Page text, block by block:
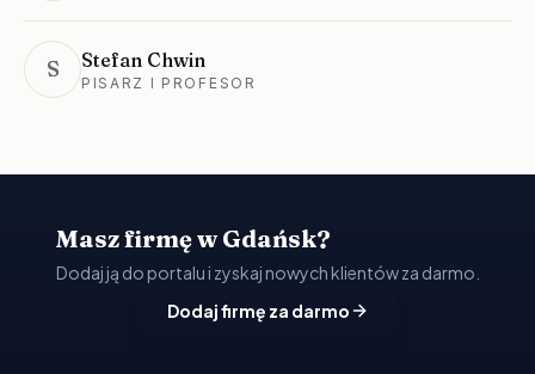
S Stefan Chwin
PISARZ I PROFESOR
Masz firmę w Gdańsk?
Dodaj ją do portalu i zyskaj nowych klientów za darmo.
Dodaj firmę za darmo